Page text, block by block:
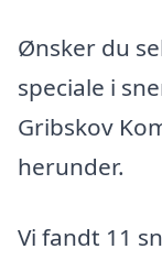
Ønsker du
speciale i
Gribskov
herunder.
Vi fandt 11